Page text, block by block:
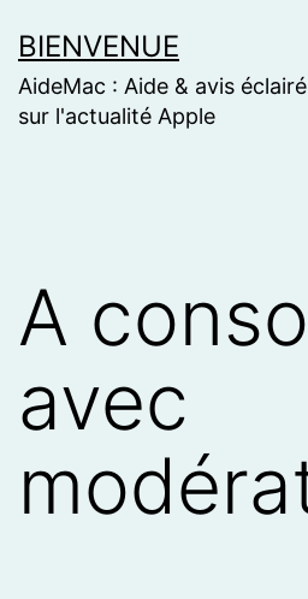
to
content
BIENVENUE
AideMac : Aide & avis
sur l'actualité Apple
A
avec